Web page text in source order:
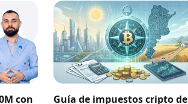
con Guía de impuestos cripto de